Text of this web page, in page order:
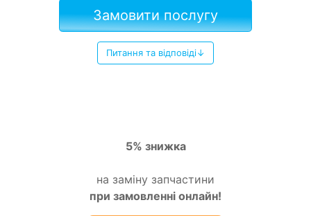
Замовити послугу
Питання та відповіді↓
5% знижка
на заміну запчастини
при замовленні онлайн!